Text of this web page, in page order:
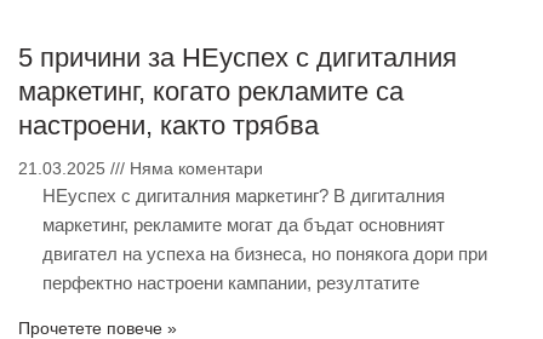
5 причини за НЕуспех с дигиталния
маркетинг, когато рекламите са
настроени, както трябва
21.03.2025 Няма коментари
НЕуспех с дигиталния маркетинг? В дигиталния
маркетинг, рекламите могат да бъдат основният
двигател на успеха на бизнеса, но понякога дори при
перфектно настроени кампании, резултатите
Прочетете повече »